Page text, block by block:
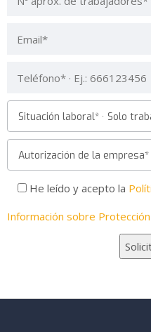
Situación laboral* · Solo
Autorización de la empresa*
He leído y acepto la
Información sobre